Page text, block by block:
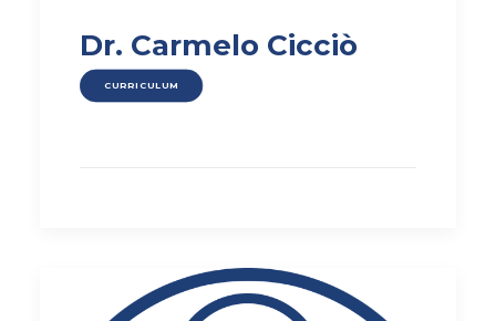
Dr. Carmelo Cicciò
CURRICULUM